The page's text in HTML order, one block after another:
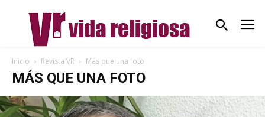
Inicio Revista VR Más que una foto
MÁS QUE UNA FOTO